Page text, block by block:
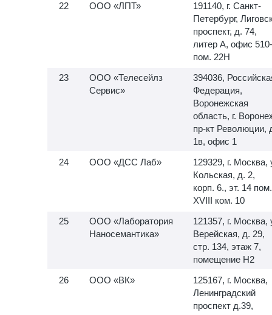
ООО «ЛПТ»
191140, г. Санкт-
Петербург,
проспект, д. 74,
литер А, офис
пом. 22Н
ООО «Телесейлз
Сервис»
394036,
Федерация,
Воронежская
область, г.
пр-кт Революции,
1в, офис 1
ООО «ДСС Лаб»
129329, г. Москва,
Кольская, д. 2,
корп. 6., эт. 14 пом.
XVIII ком. 10
ООО «Лаборатория
Наносемантика»
121357, г. Москва,
Верейская, д. 29,
стр. 134, этаж 7,
помещение H2
ООО «ВК»
125167, г. Москва,
Ленинградский
проспект д.39,